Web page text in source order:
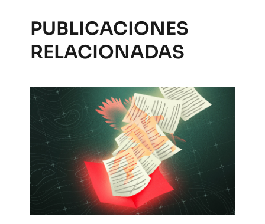
PUBLICACIONES
RELACIONADAS